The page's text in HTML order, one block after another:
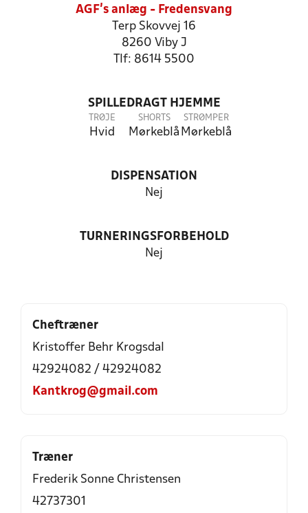
AGF's anlæg - Fredensvang
Terp Skovvej 16
8260 Viby J
Tlf: 8614 5500
SPILLEDRAGT HJEMME
TRØJE
Hvid
SHORTS
Mørkeblå
STRØMPER
Mørkeblå
DISPENSATION
Nej
TURNERINGSFORBEHOLD
Nej
Cheftræner
Kristoffer Behr Krogsdal
42924082 / 42924082
Kantkrog@gmail.com
Træner
Frederik Sonne Christensen
42737301